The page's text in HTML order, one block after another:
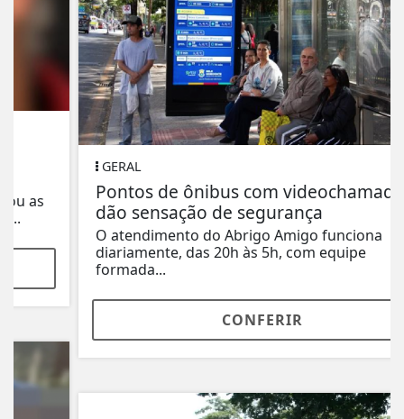
Pontos de ônibus com videochamada
dão sensação de segurança
O atendimento do Abrigo Amigo funciona
diariamente, das 20h às 5h, com equipe
formada...
CONFERIR